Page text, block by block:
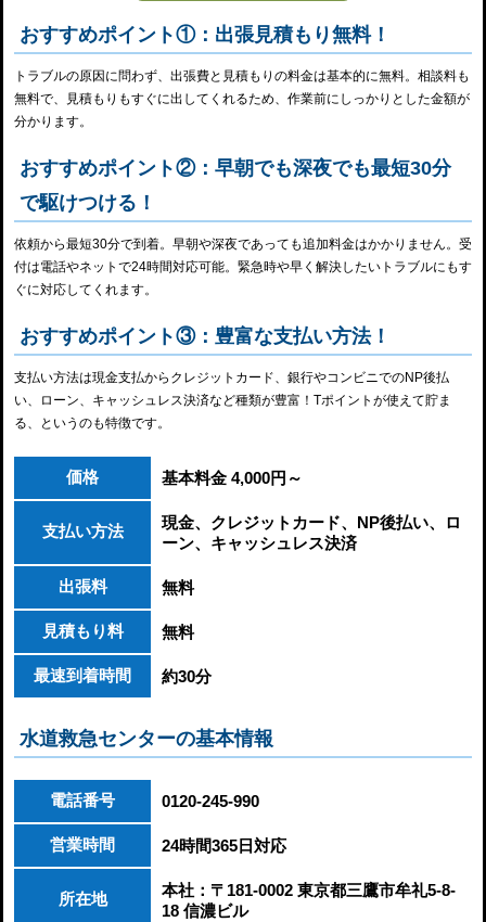
おすすめポイント①：出張見積もり無料！
トラブルの原因に問わず、出張費と見積もりの料金は基本的に無料。相談料も
無料で、見積もりもすぐに出してくれるため、作業前にしっかりとした金額が
分かります。
おすすめポイント②：早朝でも深夜でも最短30分
で駆けつける！
依頼から最短30分で到着。早朝や深夜であっても追加料金はかかりません。受
付は電話やネットで24時間対応可能。緊急時や早く解決したいトラブルにもす
ぐに対応してくれます。
おすすめポイント③：豊富な支払い方法！
支払い方法は現金支払からクレジットカード、銀行やコンビニでのNP後払
い、ローン、キャッシュレス決済など種類が豊富！Tポイントが使えて貯ま
る、というのも特徴です。
価格 基本料金 4,000円～
支払い方法
現金、クレジットカード、NP後払い、ロ
ーン、キャッシュレス決済
出張料 無料
見積もり料 無料
最速到着時間 約30分
水道救急センターの基本情報
電話番号 0120-245-990
営業時間 24時間365日対応
所在地
本社：〒181-0002 東京都三鷹市牟礼5-8-
18 信濃ビル